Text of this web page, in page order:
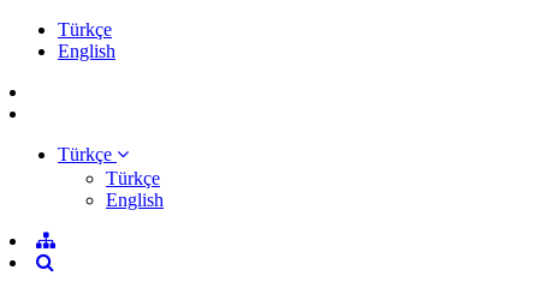
Türkçe
English
Türkçe
Türkçe
English